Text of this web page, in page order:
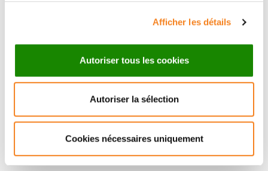
Afficher les détails
Autoriser tous les cookies
Autoriser la sélection
Cookies nécessaires uniquement
Suivez l'Institut Curie